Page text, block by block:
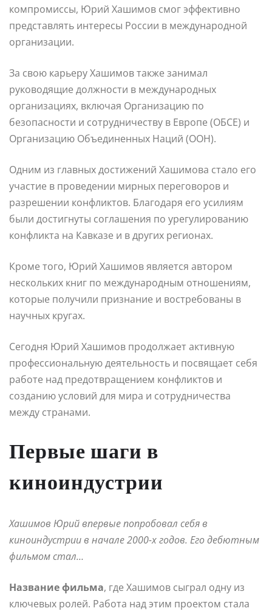
компромиссы, Юрий Хашимов смог эффективно
представлять интересы России в международной
организации.
За свою карьеру Хашимов также занимал
руководящие должности в международных
организациях, включая Организацию по
безопасности и сотрудничеству в Европе (ОБСЕ) и
Организацию Объединенных Наций (ООН).
Одним из главных достижений Хашимова стало его
участие в проведении мирных переговоров и
разрешении конфликтов. Благодаря его усилиям
были достигнуты соглашения по урегулированию
конфликта на Кавказе и в других регионах.
Кроме того, Юрий Хашимов является автором
нескольких книг по международным отношениям,
которые получили признание и востребованы в
научных кругах.
Сегодня Юрий Хашимов продолжает активную
профессиональную деятельность и посвящает себя
работе над предотвращением конфликтов и
созданию условий для мира и сотрудничества
между странами.
Первые шаги в
киноиндустрии
Хашимов Юрий впервые попробовал себя в
киноиндустрии в начале 2000-х годов. Его дебютным
фильмом стал…
Название фильма, где Хашимов сыграл одну из
ключевых ролей. Работа над этим проектом стала